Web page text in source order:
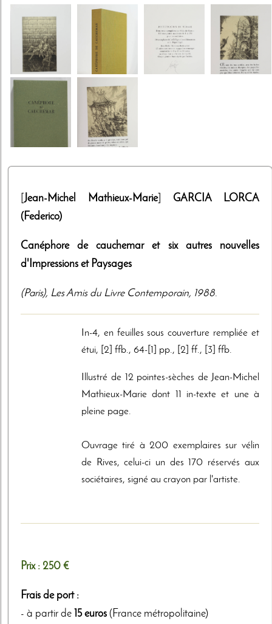
Jean-Michel Mathieux-Marie] GARCIA LORCA
(Federico)
Canéphore de cauchemar et six autres nouvelles
d'Impressions et Paysages
(Paris), Les Amis du Livre Contemporain, 1988.
In-4, en feuilles sous couverture rempliée et
étui, [2] ffb., 64-[1] pp., [2] ff., [3] ffb.
Illustré de 12 pointes-sèches de Jean-Michel
Mathieux-Marie dont 11 in-texte et une à
pleine page.
Ouvrage tiré à 200 exemplaires sur vélin
de Rives, celui-ci un des 170 réservés aux
sociétaires, signé au crayon par l'artiste.
Prix : 250 €
Frais de port :
- à partir de 15 euros (France métropolitaine)